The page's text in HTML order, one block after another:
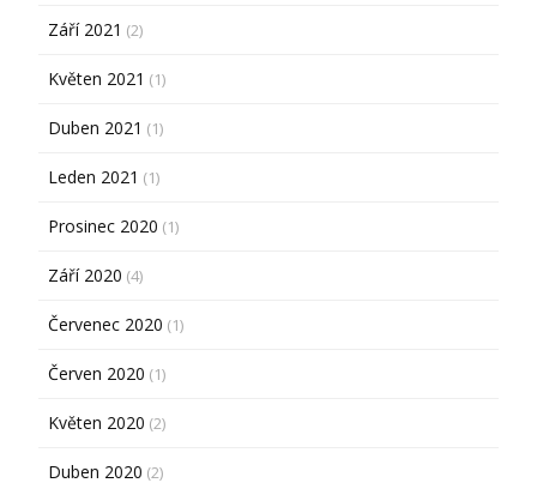
Září 2021 (2)
Květen 2021 (1)
Duben 2021 (1)
Leden 2021 (1)
Prosinec 2020 (1)
Září 2020 (4)
Červenec 2020 (1)
Červen 2020 (1)
Květen 2020 (2)
Duben 2020 (2)